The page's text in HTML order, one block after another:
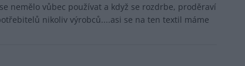
nemělo vůbec používat a když se rozdrbe, proděraví
nikoliv výrobců....asi se na ten textil máme